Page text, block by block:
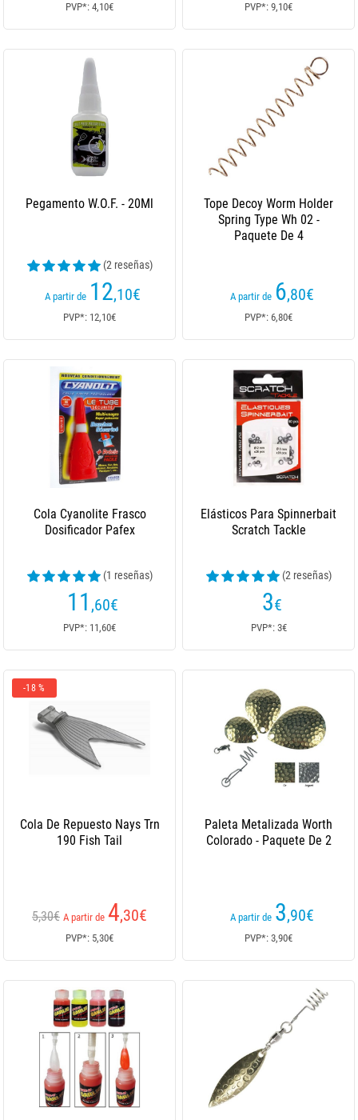
PVP*: 4,10€ PVP*: 9,10€
Pegamento W.O.F. - 20Ml
(2 reseñas)
A partir de 12,10€
PVP*: 12,10€
Tope Decoy Worm Holder
Spring Type Wh 02 -
Paquete De 4
A partir de 6,80€
PVP*: 6,80€
Cola Cyanolite Frasco
Dosificador Pafex
(1 reseñas)
11 ,60€
PVP*: 11,60€
Elásticos Para Spinnerbait
Scratch Tackle
(2 reseñas)
3€
PVP*: 3€
-18 %
Cola De Repuesto Nays Trn
190 Fish Tail
5,30€ A partir de 4,30€
PVP*: 5,30€
Paleta Metalizada Worth
Colorado - Paquete De 2
A partir de 3,90€
PVP*: 3,90€